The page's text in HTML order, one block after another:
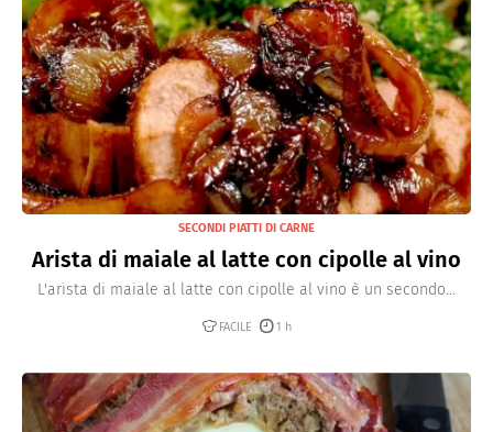
SECONDI PIATTI DI CARNE
Arista di maiale al latte con cipolle al vino
L'arista di maiale al latte con cipolle al vino è un secondo...
FACILE 1 h